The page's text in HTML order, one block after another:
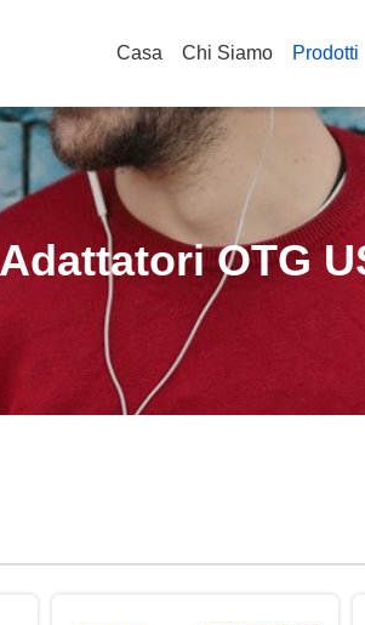
Casa Chi Siamo Prodotti
Adattatori OTG